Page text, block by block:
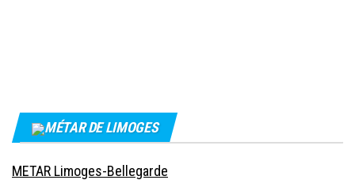
MÉTAR DE LIMOGES
METAR Limoges-Bellegarde